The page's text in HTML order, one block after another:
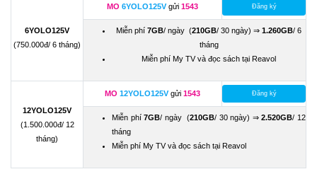
6YOLO125V
(750.000đ/ 6 tháng)
MO 6YOLO125Vgửi 1543 Đăng ký
Miễn phí 7GB/ ngày (210GB/ 30 ngày) ⇒ 1.260GB/ 6
tháng
Miễn phí My TV và đọc sách tại Reavol
12YOLO125V
(1.500.000đ/ 12
tháng)
MO 12YOLO125Vgửi 1543 Đăng ký
Miễn phí7GB/ ngày (210GB/ 30 ngày) ⇒2.520GB/ 12
tháng
Miễn phí My TV và đọc sách tại Reavol